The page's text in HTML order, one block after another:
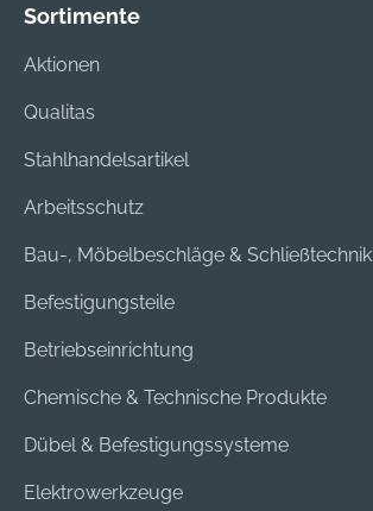
Sortimente
Aktionen
Qualitas
Stahlhandelsartikel
Arbeitsschutz
Bau-, Möbelbeschläge & Schließtechnik
Befestigungsteile
Betriebseinrichtung
Chemische & Technische Produkte
Dübel & Befestigungssysteme
Elektrowerkzeuge